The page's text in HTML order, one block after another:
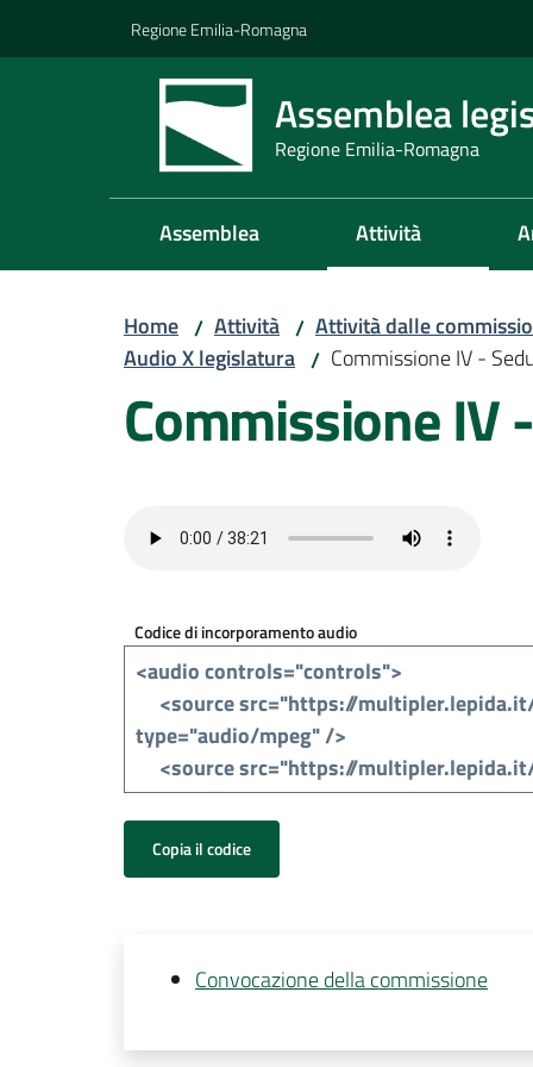
Regione Emilia-Romagna
Assemblea
Regione Emilia-Romagna
Assemblea Attività
Home / Attività / Attività dalle
Audio X legislatura / Commissione IV -
Commissione
Codice di incorporamento audio
Copia il codice
Convocazione della commissione